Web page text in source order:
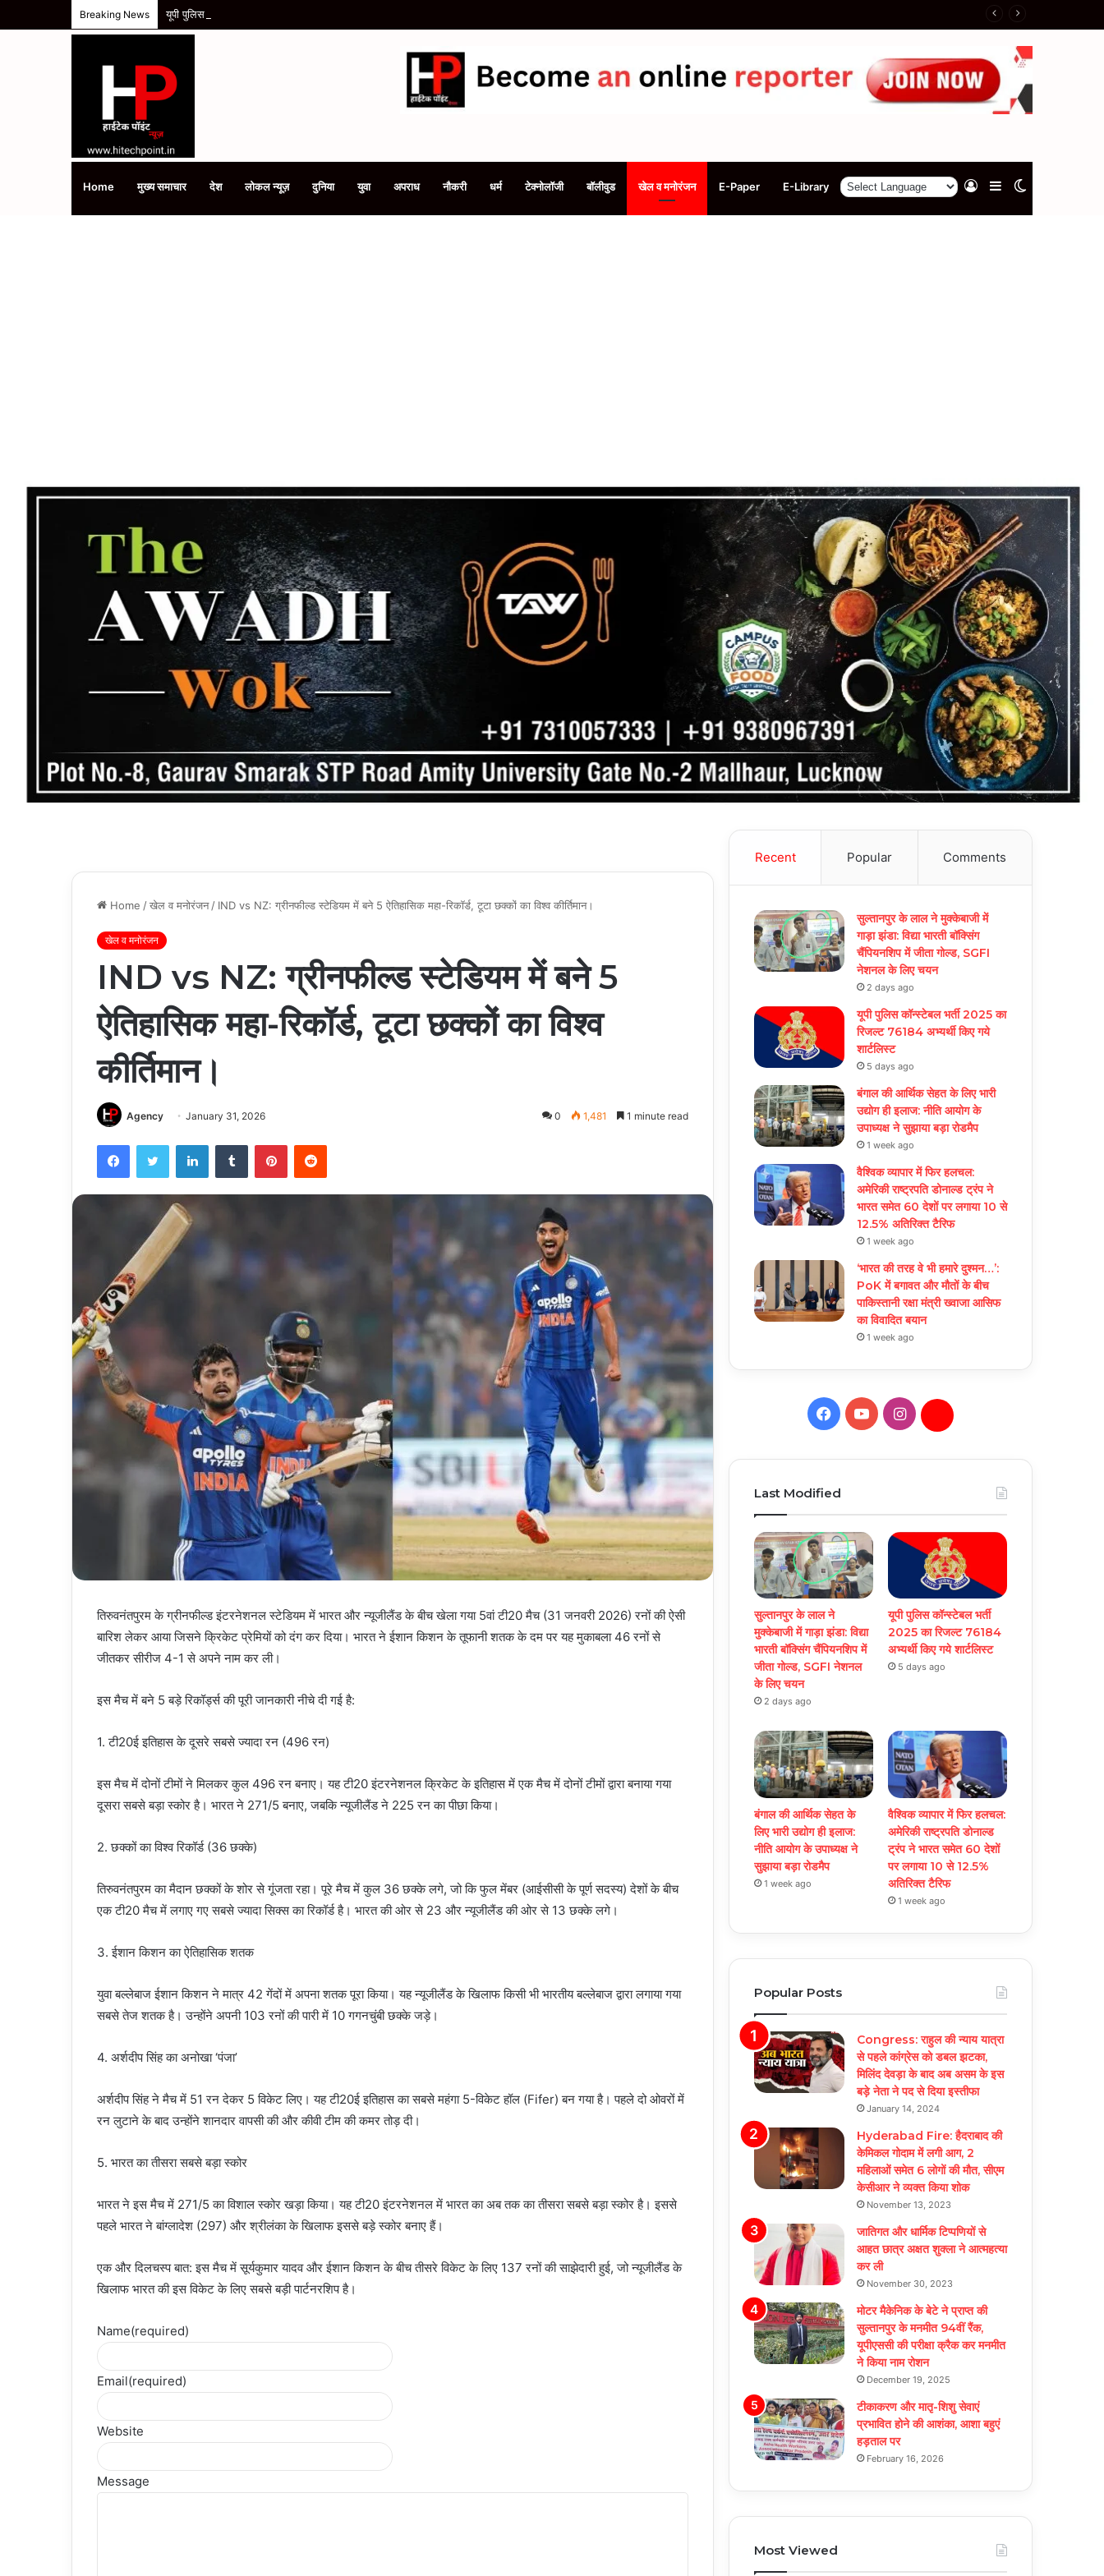
Breaking News यूपी पुलिस कॉन्स्टेबल भर्ती 2025 का रिजल्ट 76184 अभ्यर्थी किए गये शार्टलिस्ट
Home मुख्य समाचार देश लोकल न्यूज़ दुनिया युवा अपराध नौकरी धर्म टेक्नोलॉजी बॉलीवुड खेल व मनोरंजन E-Paper E-Library Sidebar
Log
Home /खेल व मनोरंजन / IND vs NZ: ग्रीनफील्ड स्टेडियम में बने 5 ऐतिहासिक महा-रिकॉर्ड, टूटा छक्कों का विश्व कीर्तिमान।
खेल व मनोरंजन
IND vs NZ: ग्रीनफील्ड स्टेडियम में बने 5
ऐतिहासिक महा-रिकॉर्ड, टूटा छक्कों का विश्व
कीर्तिमान।
Agency January 31, 2026 0 1,481 1 minute read
FacebookTwitter LinkedInTumblr PinterestReddit
तिरुवनंतपुरम के ग्रीनफील्ड इंटरनेशनल स्टेडियम में भारत और न्यूजीलैंड के बीच खेला गया 5वां टी20 मैच (31 जनवरी 2026) रनों की ऐसी
बारिश लेकर आया जिसने क्रिकेट प्रेमियों को दंग कर दिया। भारत ने ईशान किशन के तूफानी शतक के दम पर यह मुकाबला 46 रनों से
जीतकर सीरीज 4-1 से अपने नाम कर ली।
इस मैच में बने 5 बड़े रिकॉर्ड्स की पूरी जानकारी नीचे दी गई है:
1. टी20ई इतिहास के दूसरे सबसे ज्यादा रन (496 रन)
इस मैच में दोनों टीमों ने मिलकर कुल 496 रन बनाए। यह टी20 इंटरनेशनल क्रिकेट के इतिहास में एक मैच में दोनों टीमों द्वारा बनाया गया
दूसरा सबसे बड़ा स्कोर है। भारत ने 271/5 बनाए, जबकि न्यूजीलैंड ने 225 रन का पीछा किया।
2. छक्कों का विश्व रिकॉर्ड (36 छक्के)
तिरुवनंतपुरम का मैदान छक्कों के शोर से गूंजता रहा। पूरे मैच में कुल 36 छक्के लगे, जो कि फुल मेंबर (आईसीसी के पूर्ण सदस्य) देशों के बीच
एक टी20 मैच में लगाए गए सबसे ज्यादा सिक्स का रिकॉर्ड है। भारत की ओर से 23 और न्यूजीलैंड की ओर से 13 छक्के लगे।
3. ईशान किशन का ऐतिहासिक शतक
युवा बल्लेबाज ईशान किशन ने मात्र 42 गेंदों में अपना शतक पूरा किया। यह न्यूजीलैंड के खिलाफ किसी भी भारतीय बल्लेबाज द्वारा लगाया गया
सबसे तेज शतक है। उन्होंने अपनी 103 रनों की पारी में 10 गगनचुंबी छक्के जड़े।
4. अर्शदीप सिंह का अनोखा ‘पंजा’
अर्शदीप सिंह ने मैच में 51 रन देकर 5 विकेट लिए। यह टी20ई इतिहास का सबसे महंगा 5-विकेट हॉल (Fifer) बन गया है। पहले दो ओवरों में
रन लुटाने के बाद उन्होंने शानदार वापसी की और कीवी टीम की कमर तोड़ दी।
5. भारत का तीसरा सबसे बड़ा स्कोर
भारत ने इस मैच में 271/5 का विशाल स्कोर खड़ा किया। यह टी20 इंटरनेशनल में भारत का अब तक का तीसरा सबसे बड़ा स्कोर है। इससे
पहले भारत ने बांग्लादेश (297) और श्रीलंका के खिलाफ इससे बड़े स्कोर बनाए हैं।
एक और दिलचस्प बात: इस मैच में सूर्यकुमार यादव और ईशान किशन के बीच तीसरे विकेट के लिए 137 रनों की साझेदारी हुई, जो न्यूजीलैंड के
खिलाफ भारत की इस विकेट के लिए सबसे बड़ी पार्टनरशिप है।
Name(required)
Email(required)
Website
Message
Recent Popular Comments
सुल्तानपुर के लाल ने मुक्केबाजी में
गाड़ा झंडा: विद्या भारती बॉक्सिंग
चैंपियनशिप में जीता गोल्ड, SGFI
नेशनल के लिए चयन
2 days ago
यूपी पुलिस कॉन्स्टेबल भर्ती 2025 का
रिजल्ट 76184 अभ्यर्थी किए गये
शार्टलिस्ट
5 days ago
बंगाल की आर्थिक सेहत के लिए भारी
उद्योग ही इलाज: नीत‌ि आयोग के
उपाध्यक्ष ने सुझाया बड़ा रोडमैप
1 week ago
वैश्विक व्यापार में फिर हलचल:
अमेरिकी राष्ट्रपति डोनाल्ड ट्रंप ने
भारत समेत 60 देशों पर लगाया 10 से
12.5% अतिरिक्त टैरिफ
1 week ago
‘भारत की तरह वे भी हमारे दुश्मन…’:
PoK में बगावत और मौतों के बीच
पाकिस्तानी रक्षा मंत्री ख्वाजा आसिफ
का विवादित बयान
1 week ago
Facebook
YouTubeInstagramDaily
Last Modified
सुल्तानपुर के लाल ने
मुक्केबाजी में गाड़ा झंडा: विद्या
भारती बॉक्सिंग चैंपियनशिप में
जीता गोल्ड, SGFI नेशनल
के लिए चयन
2 days ago
यूपी पुलिस कॉन्स्टेबल भर्ती
2025 का रिजल्ट 76184
अभ्यर्थी किए गये शार्टलिस्ट
5 days ago
बंगाल की आर्थिक सेहत के
लिए भारी उद्योग ही इलाज:
नीत‌ि आयोग के उपाध्यक्ष ने
सुझाया बड़ा रोडमैप
1 week ago
वैश्विक व्यापार में फिर हलचल:
अमेरिकी राष्ट्रपति डोनाल्ड
ट्रंप ने भारत समेत 60 देशों
पर लगाया 10 से 12.5%
अतिरिक्त टैरिफ
1 week ago
Popular Posts
Congress: राहुल की न्याय यात्रा
से पहले कांग्रेस को डबल झटका,
मिलिंद देवड़ा के बाद अब असम के इस
बड़े नेता ने पद से दिया इस्तीफा
January 14, 2024
Hyderabad Fire: हैदराबाद की
केमिकल गोदाम में लगी आग, 2
महिलाओं समेत 6 लोगों की मौत, सीएम
केसीआर ने व्यक्त किया शोक
November 13, 2023
जातिगत और धार्मिक टिप्पणियों से
आहत छात्र अक्षत शुक्ला ने आत्महत्या
कर ली
November 30, 2023
मोटर मैकेनिक के बेटे ने प्राप्त की
सुल्तानपुर के मनमीत 94वीं रैंक,
यूपीएससी की परीक्षा क्रैक कर मनमीत
ने किया नाम रोशन
December 19, 2025
टीकाकरण और मातृ-शिशु सेवाएं
प्रभावित होने की आशंका, आशा बहुएं
हड़ताल पर
February 16, 2026
Most Viewed